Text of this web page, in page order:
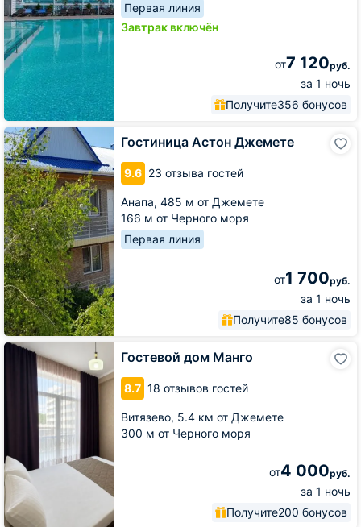
Первая линия
Завтрак включён
от7 120руб.
за 1 ночь
Получите356 бонусов
Гостиница Астон Джемете
9.6 23 отзыва гостей
Анапа, 485 м от Джемете
166 м от Черного моря
Первая линия
от1 700руб.
за 1 ночь
Получите85 бонусов
Гостиница
Астон
Джемете
Гостевой дом Манго
8.7 18 отзывов гостей
Витязево, 5.4 км от Джемете
300 м от Черного моря
от4 000руб.
за 1 ночь
Получите200 бонусов
Гостевой